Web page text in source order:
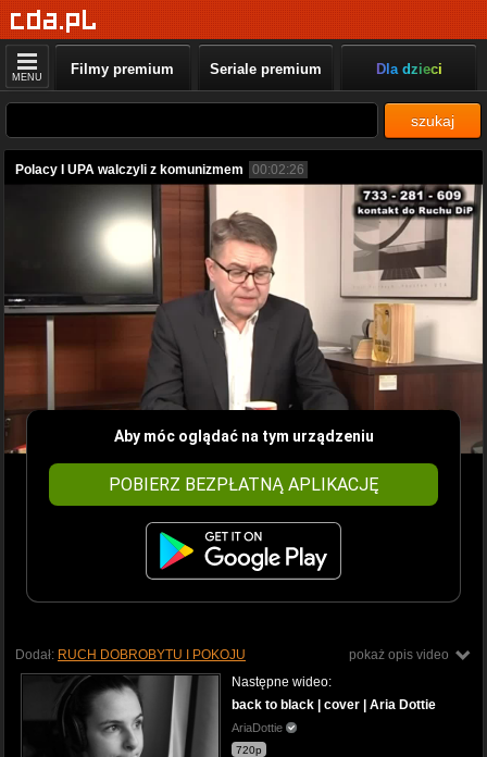
MENU Filmy premium Seriale premium Dla dzieci
szukaj
Polacy I UPA walczyli z komunizmem 00:02:26
Aby móc oglądać na tym urządzeniu
POBIERZ BEZPŁATNĄ APLIKACJĘ
pokaż opis video
Dodał: RUCH DOBROBYTU I POKOJU
Następne wideo:
back to black | cover | Aria Dottie
AriaDottie
720p